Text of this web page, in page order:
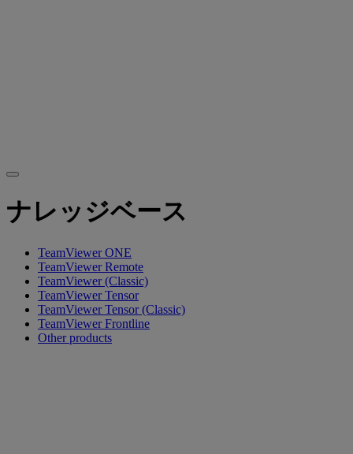
ナレッジベース
TeamViewer ONE
TeamViewer Remote
TeamViewer (Classic)
TeamViewer Tensor
TeamViewer Tensor (Classic)
TeamViewer Frontline
Other products